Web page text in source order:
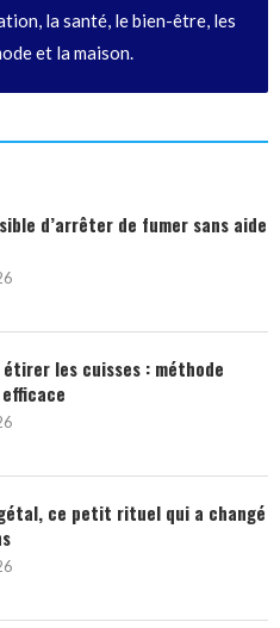
la santé, le bien-être, les
et la maison.
d’arrêter de fumer sans aide
étirer les cuisses : méthode
ce petit rituel qui a changé